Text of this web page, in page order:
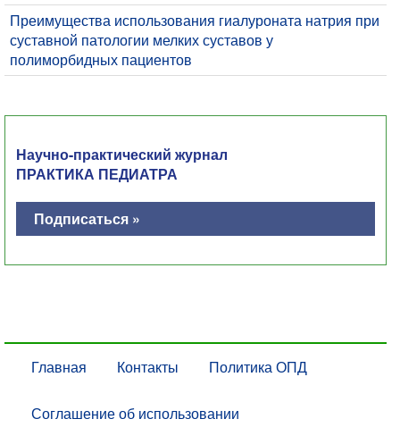
Преимущества использования гиалуроната натрия при
суставной патологии мелких суставов у
полиморбидных пациентов
Научно-практический журнал
ПРАКТИКА ПЕДИАТРА
Подписаться »
Главная Контакты Политика ОПД
Соглашение об использовании